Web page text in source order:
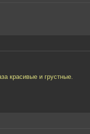
красивые и грустные.